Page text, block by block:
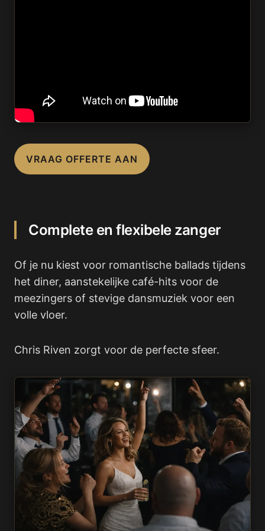
VRAAG OFFERTE AAN
Complete en flexibele zanger
Of je nu kiest voor romantische ballads tijdens
het diner, aanstekelijke café-hits voor de
meezingers of stevige dansmuziek voor een
volle vloer.
Chris Riven zorgt voor de perfecte sfeer.